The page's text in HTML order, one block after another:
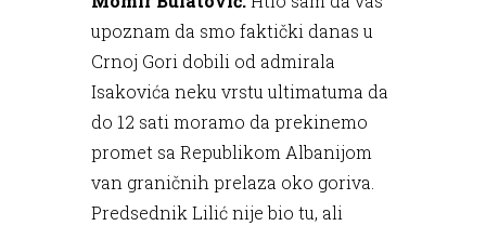
upoznam da smo faktički danas u
Crnoj Gori dobili od admirala
Isakovića neku vrstu ultimatuma da
do 12 sati moramo da prekinemo
promet sa Republikom Albanijom
van graničnih prelaza oko goriva.
Predsednik Lilić nije bio tu, ali